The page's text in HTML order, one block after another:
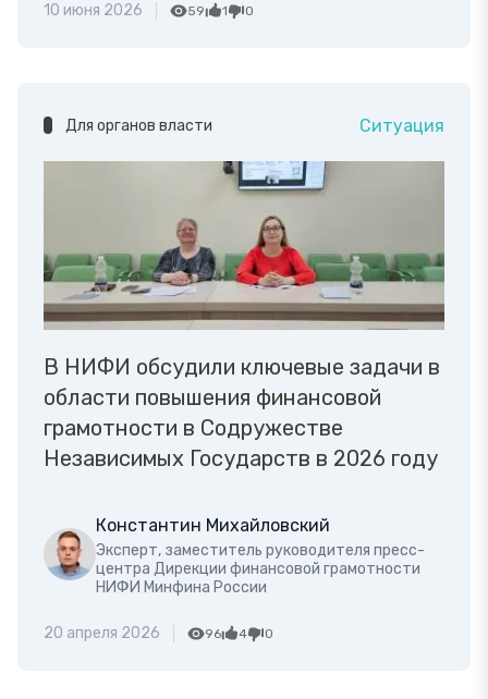
10 июня 2026 59 1 0
Для органов власти Ситуация
В НИФИ обсудили ключевые задачи в
области повышения финансовой
грамотности в Содружестве
Независимых Государств в 2026 году
Константин Михайловский
Эксперт, заместитель руководителя пресс-
центра Дирекции финансовой грамотности
НИФИ Минфина России
20 апреля 2026 96 4 0